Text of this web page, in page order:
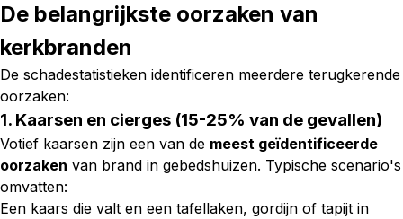
De belangrijkste oorzaken van
kerkbranden
De schadestatistieken identificeren meerdere terugkerende
oorzaken:
1. Kaarsen en cierges (15-25% van de gevallen)
Votief kaarsen zijn een van de meest geïdentificeerde
oorzaken van brand in gebedshuizen. Typische scenario's
omvatten:
Een kaars die valt en een tafellaken, gordijn of tapijt in